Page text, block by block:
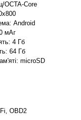
OCTA-Core
Android
мАг
4 Гб
64 Гб
microSD
OBD2